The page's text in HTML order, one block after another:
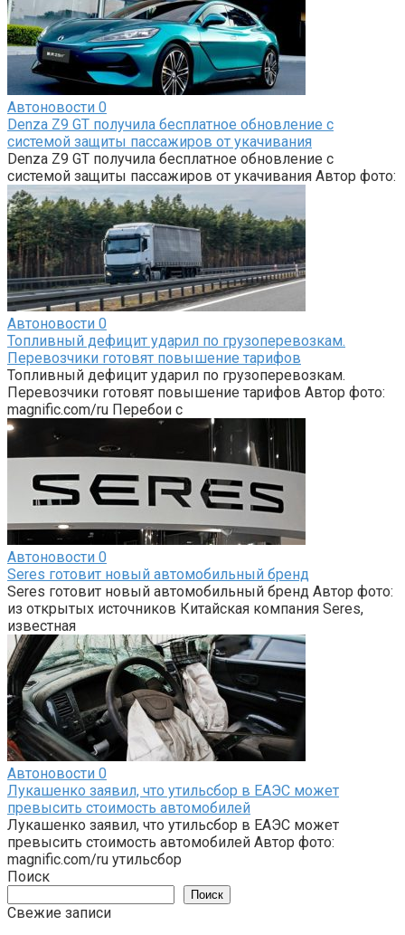
Автоновости 0
Denza Z9 GT получила бесплатное обновление с
системой защиты пассажиров от укачивания
Denza Z9 GT получила бесплатное обновление с
системой защиты пассажиров от укачивания Автор фото:
Автоновости 0
Топливный дефицит ударил по грузоперевозкам.
Перевозчики готовят повышение тарифов
Топливный дефицит ударил по грузоперевозкам.
Перевозчики готовят повышение тарифов Автор фото:
magnific.com/ru Перебои с
Автоновости 0
Seres готовит новый автомобильный бренд
Seres готовит новый автомобильный бренд Автор фото:
из открытых источников Китайская компания Seres,
известная
Автоновости 0
Лукашенко заявил, что утильсбор в ЕАЭС может
превысить стоимость автомобилей
Лукашенко заявил, что утильсбор в ЕАЭС может
превысить стоимость автомобилей Автор фото:
magnific.com/ru утильсбор
Поиск
Поиск
Свежие записи